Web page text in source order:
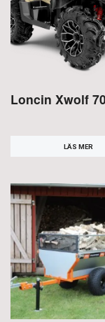
Loncin Xwolf
LÄS MER